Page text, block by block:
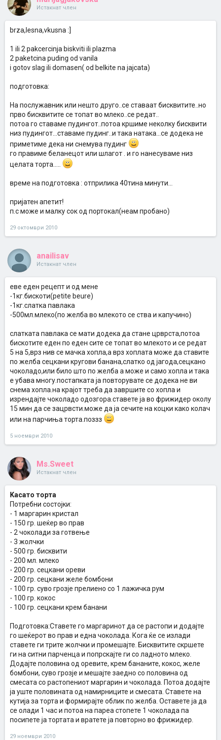
Истакнат член
brza,lesna,vkusna :]
1 ili 2 pakcercinja biskviti ili plazma
2 paketcina puding od vanila
i gotov slag ili domasen( od belkite na jajcata)
подготовка:
На послужавник или нешто друго..се ставаат бисквитите..но
прво бисквитите се топат во млеко..се редат..
потоа го ставаме пудингот..потоа кршиме неколку бисквити
низ пудингот...ставаме пудинг..и така натака...се додека не
приметиме дека ни снемува пудинг
го правиме беланецот или шлагот . и го нанесуваме низ
целата торта.....
време на подготовка : отприлика 40тина минути...
пријатен апетит!
п.с може и малку сок од портокал(неам пробано)
29 октомври 2010
anailisav
Истакнат член
еве еден рецепт и од мене
-1кг.бискоти(petite beure)
-1кг.слатка павлака
-500мл.млеко(по желба во млекото се ства и капучино)
слатката павлака се мати додека да стане црврста,потоа
бискотите еден по еден сите се топат во млекото и се редат
5 на 5,врз нив се мачка хопла,а врз хоплата може да ставите
по желба сецкани кругови банана,слатко од јагода,сецкано
чоколадо,или било што по желба а може и само хопла и така
е убава многу.постапката ја повторувате се додека не ви
снема хопла.на крајот треба да завршите со хопла и
изрендајте чоколадо одозгора.ставете ја во фрижидер околу
15 мин да се зацрвсти.може да ја сечите на коцки како колач
или на парчиња торта.поззз
5 ноември 2010
Ms.Sweet
Истакнат член
Kaсато торта
Потребни состојки:
- 1 маргарин кристал
- 150 гр. шеќер во прав
- 2 чоколади за готвење
- 3 жолчки
- 500 гр. бисквити
- 200 мл. млеко
- 200 гр. сецкани ореви
- 200 гр. сецкани желе бомбони
- 100 гр. суво грозје прелиено со 1 лажичка рум
- 100 гр. кокос
- 100 гр. сецкани крем банани
Подготовка:Ставете го маргаринот да се растопи и додајте
го шеќерот во прав и една чоколада. Кога ќе се излади
ставете ги трите жолчки и промешајте. Бисквитите скршете
ги на ситни парченца и попрскајте ги со ладното млеко.
Додајте половина од оревите, крем бананите, кокос, желе
бомбони, суво грозје и мешајте заедно со половина од
смесата со растопениот маргарин и чоколада. Потоа додајте
ја уште половината од намирниците и смесата. Ставете на
кутија за торта и формирајте облик по желба. Оставете ја да
се олади 1 час и потоа на пареа стопете 1 чоколада па
посипете ја тортата и вратете ја повторно во фрижидер.
29 ноември 2010